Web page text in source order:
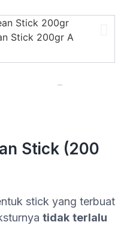
Stick (200
stick yang terbuat
tidak terlalu